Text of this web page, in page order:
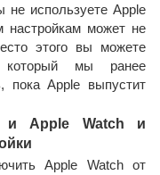
не используете Apple
настройкам может не
этого вы можете
который мы ранее
пока Apple выпустит
и Apple Watch и
Apple Watch от